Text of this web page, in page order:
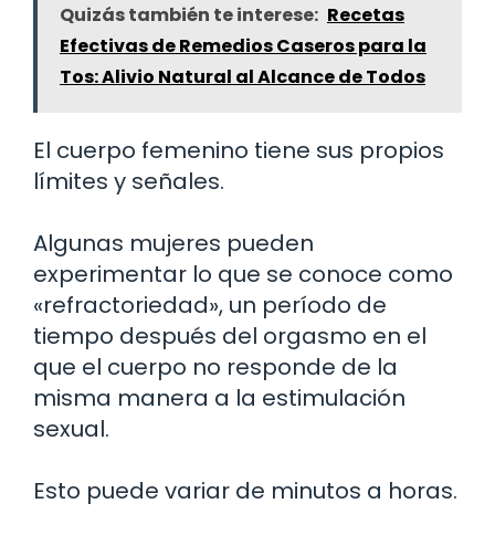
Quizás también te interese: Recetas
Efectivas de Remedios Caseros para la
Tos: Alivio Natural al Alcance de Todos
El cuerpo femenino tiene sus propios
límites y señales.
Algunas mujeres pueden
experimentar lo que se conoce como
«refractoriedad», un período de
tiempo después del orgasmo en el
que el cuerpo no responde de la
misma manera a la estimulación
sexual.
Esto puede variar de minutos a horas.